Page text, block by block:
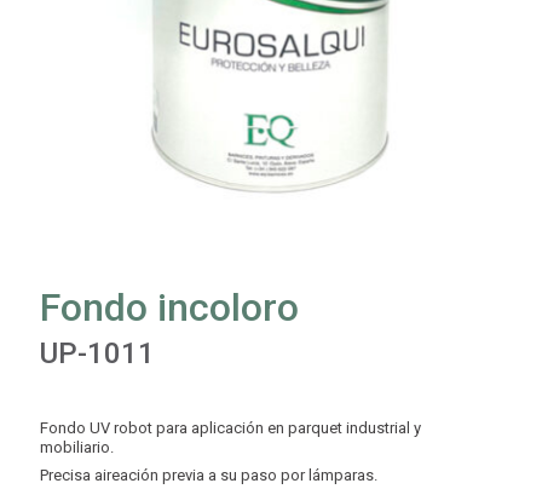
Fondo incoloro
UP-1011
Fondo UV robot para aplicación en parquet industrial y
mobiliario.
Precisa aireación previa a su paso por lámparas.